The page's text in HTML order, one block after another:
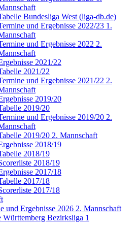
Bundesliga West (liga-db.de)
und Ergebnisse 2022/23 1.
und Ergebnisse 2022 2.
2021/22
2021/22
und Ergebnisse 2021/22 2.
2019/20
2019/20
und Ergebnisse 2019/20 2.
2019/20 2. Mannschaft
2018/19
2018/19
2018/19
2017/18
2017/18
2017/18
und Ergebnisse 2026 2. Mannschaft
Württemberg Bezirksliga 1